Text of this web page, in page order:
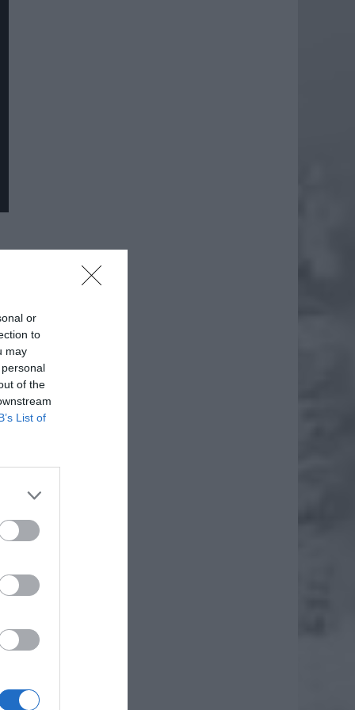
or
to
may
of the
List of